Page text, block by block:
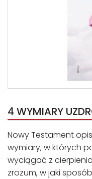
4 WYMIARY
Nowy Testament
wymiary, w których
wyciągać z
zrozum, w jaki